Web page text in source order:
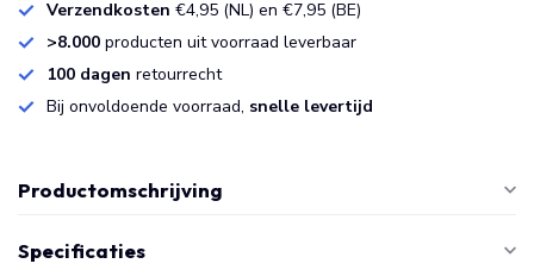
Verzendkosten €4,95 (NL) en €7,95 (BE)
>8.000 producten uit voorraad leverbaar
100 dagen retourrecht
Bij onvoldoende voorraad, snelle levertijd
Productomschrijving
Specificaties